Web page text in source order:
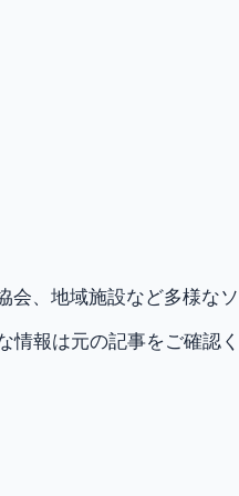
、地域施設など多様な
報は元の記事をご確認く